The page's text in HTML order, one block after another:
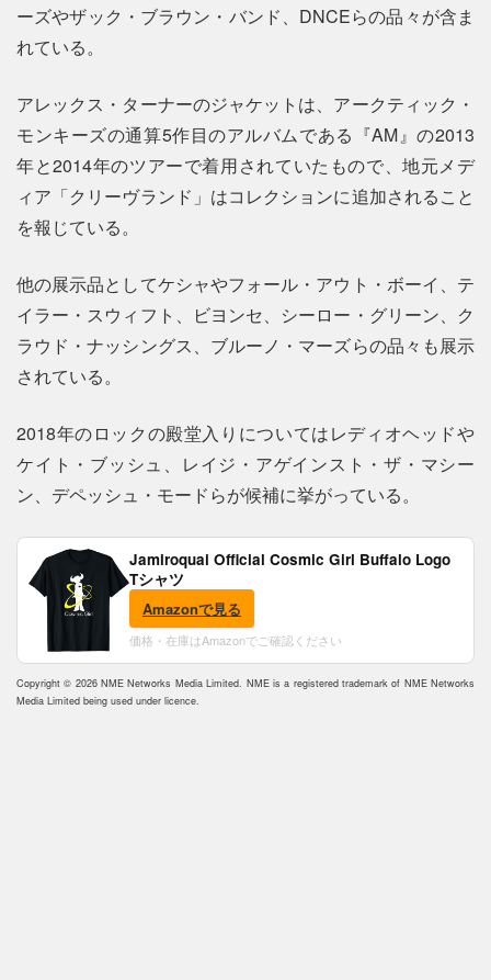
ーズやザック・ブラウン・バンド、DNCEらの品々が含ま
れている。
アレックス・ターナーのジャケットは、アークティック・
モンキーズの通算5作目のアルバムである『AM』の2013
年と2014年のツアーで着用されていたもので、地元メデ
ィア「クリーヴランド」はコレクションに追加されること
を報じている。
他の展示品としてケシャやフォール・アウト・ボーイ、テ
イラー・スウィフト、ビヨンセ、シーロー・グリーン、ク
ラウド・ナッシングス、ブルーノ・マーズらの品々も展示
されている。
2018年のロックの殿堂入りについてはレディオヘッドや
ケイト・ブッシュ、レイジ・アゲインスト・ザ・マシー
ン、デペッシュ・モードらが候補に挙がっている。
Jamiroquai Official Cosmic Girl Buffalo Logo
Tシャツ
Amazonで見る
価格・在庫はAmazonでご確認ください
Copyright © 2026 NME Networks Media Limited. NME is a registered trademark of NME Networks
Media Limited being used under licence.